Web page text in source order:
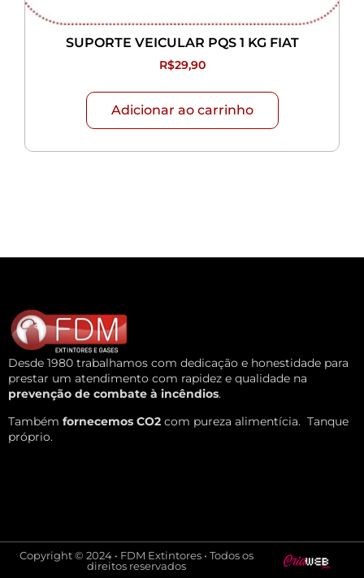
SUPORTE VEICULAR PQS 1 KG FIAT
R$29,90
Adicionar ao carrinho
Desde 1980 trabalhamos com dedicação e honestidade para
prestar um atendimento com rapidez e qualidade na
prevenção de combate à incêndios.
Também fornecemos CO2 com pureza alimentícia. Tanque
próprio.
Copyright © 2024 • FDM Extintores • Todos os
direitos reservados